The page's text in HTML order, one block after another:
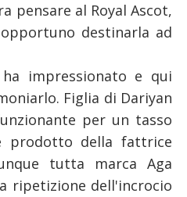
pensare al Royal Ascot,
destinarla ad
impressionato e qui
Figlia di Dariyan
per un tasso
prodotto della fattrice
tutta marca Aga
ripetizione dell'incrocio